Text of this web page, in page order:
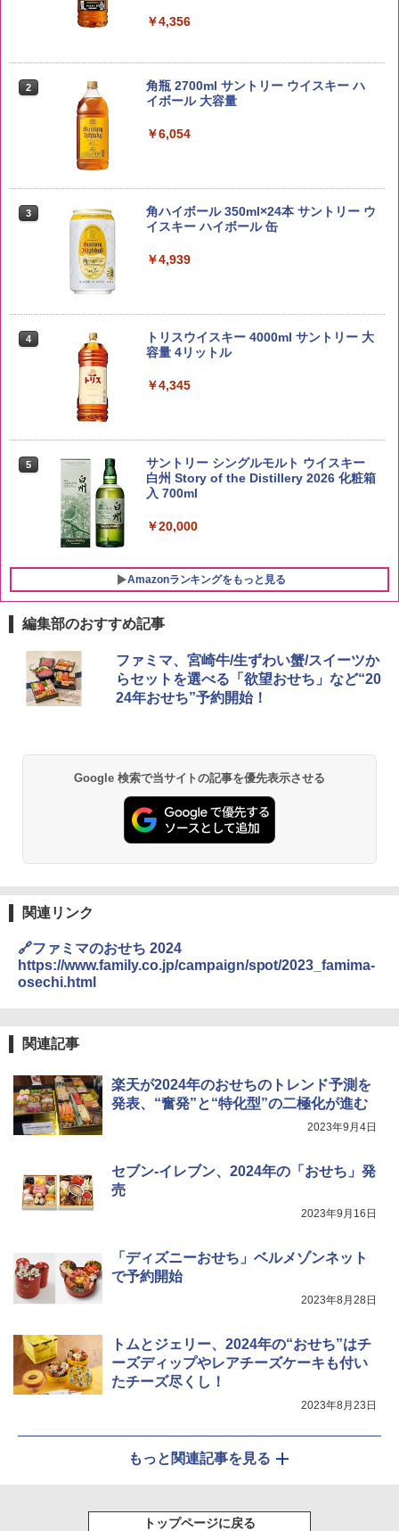
野沢農産 無洗米 青い流るる コシヒカリ
5kg 長野県産 令和7年産
【在庫処分価格】ももたろう印 無洗米 5
kg 業務用 お米マイスターブレンド
by Amazon あきたこまちブレンド 無洗
米 5kg
by Amazon 新潟県産 新潟のお米 無洗米
5kg
￥3,274
￥4,356
2
角瓶 2700ml サントリー ウイスキー ハ
イボール 大容量
￥6,054
3
角ハイボール 350ml×24本 サントリー ウ
イスキー ハイボール 缶
￥4,939
4
トリスウイスキー 4000ml サントリー 大
容量 4リットル
￥4,345
5
サントリー シングルモルト ウイスキー
白州 Story of the Distillery 2026 化粧箱
入 700ml
￥20,000
Amazonランキングをもっと見る
チキンラーメン どんぶり 85g×12個 日清
食品 インスタント カップ麺
￥1,939
【公式】ブタメン とんこつ味 35g×15個
麺 小腹 インスタント アウトドアにも ロ
ーリングストック 大人買い おやつカン
パニー
￥1,451
し 塩らーめん 108g×10袋 保存食 備蓄
らに塩分控えめ 78g×12個
5
￥3,103
シャープ 過熱水蒸気 オーブンレンジ 23
L 1段調理 ホワイト RE-WF232-W シン
プル操作 コンパクト 一人暮らし 二人暮
らし らくチン!（絶対湿度）センサー ノ
【セット買い】[山善] スチームオーブン
レンジ 25L 一人暮らし 二人暮らし フラ
ットテーブル スチーム調理 自動メニュ
￥26,470
3
能 自動メニュー33種 簡単お手入れ ブラ
ック YRZ-WF150TV(B)
4
ジ 石窯ドーム ER-D80A(K) ブラック 25
0℃ 1段調理 フラットテーブル 電子レン
お手入れ 小型 新生活 一人暮らし 二人暮
らし ファミリー
5
シャープ ウォーターオーブン ヘルシオ
AX-XJ1-B ブラック 30L 2段調理 コンベ
編集部のおすすめ記事
ファミマ、宮崎牛/生ずわい蟹/スイーツか
らセットを選べる「欲望おせち」など“20
24年おせち”予約開始！
Google 検索で当サイトの記事を優先表示させる
関連リンク
🔗ファミマのおせち 2024
https://www.family.co.jp/campaign/spot/2023_famima-
osechi.html
関連記事
楽天が2024年のおせちのトレンド予測を
発表、“奮発”と“特化型”の二極化が進む
2023年9月4日
セブン-イレブン、2024年の「おせち」発
売
2023年9月16日
「ディズニーおせち」ベルメゾンネット
で予約開始
2023年8月28日
トムとジェリー、2024年の“おせち”はチ
ーズディップやレアチーズケーキも付い
たチーズ尽くし！
2023年8月23日
もっと関連記事を見る
トップページに戻る